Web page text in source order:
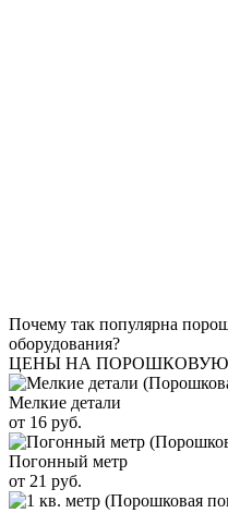
Почему так популярна
оборудования?
ЦЕНЫ НА ПОРОШКОВУЮ
Мелкие детали
от 16 руб.
Погонный метр
от 21 руб.